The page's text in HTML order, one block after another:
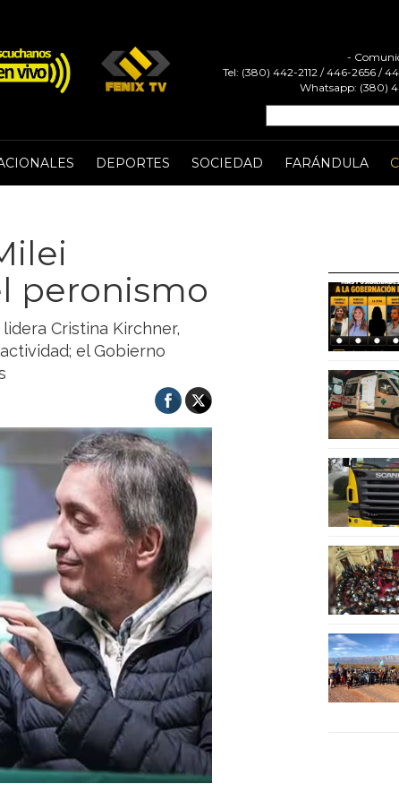
-
Tel: (380) 442-2112 / 446-2656 /
Whatsapp: (380)
DEPORTES SOCIEDAD FARÁNDULA
peronismo
Cristina Kirchner,
el Gobierno